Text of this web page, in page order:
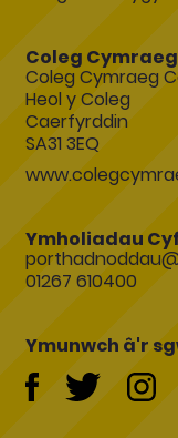
Coleg
Coleg Cymraeg
Heol y Coleg
Caerfyrddin
SA31 3EQ
Ymholiadau
01267 610400
Ymunwch â'r